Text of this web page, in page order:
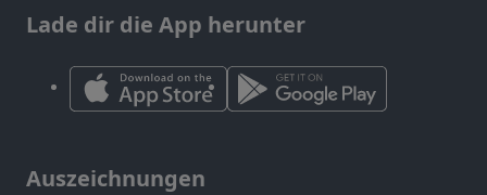
Lade dir die App herunter
Auszeichnungen